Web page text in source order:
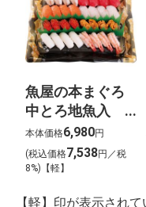
魚屋の本まぐろ
中とろ地魚入
上生寿司 宴
（うたげ）わさ
び抜き【g-2】
本体価格6,980円
(税込価格7,538円／税
8%)【軽】
【軽】印が表示され